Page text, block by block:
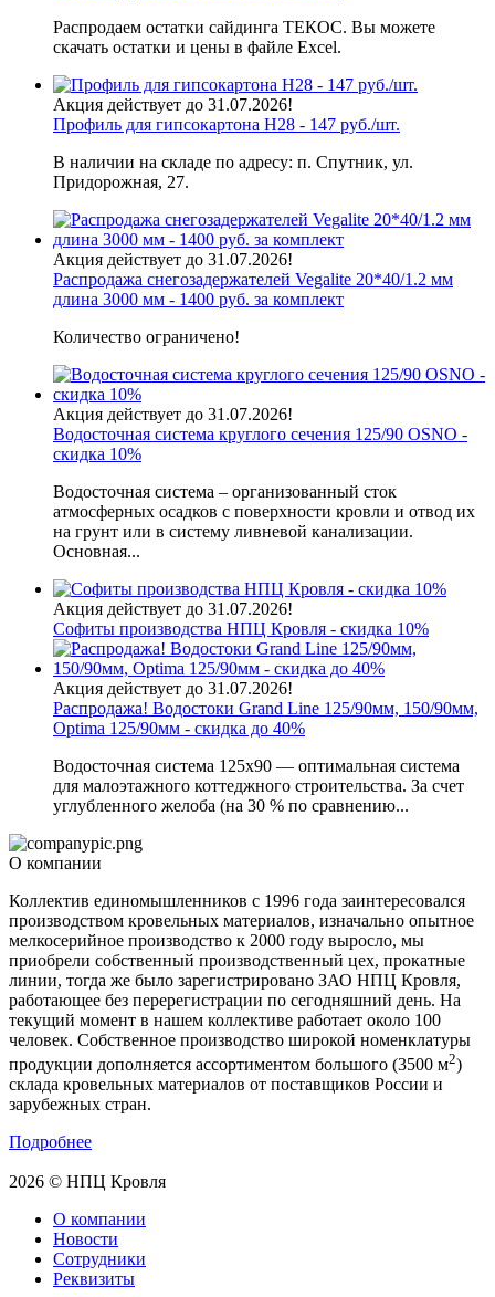
Распродаем остатки сайдинга ТЕКОС. Вы можете
скачать остатки и цены в файле Excel.
Акция действует до 31.07.2026!
Профиль для гипсокартона H28 - 147 руб./шт.
В наличии на складе по адресу: п. Спутник, ул.
Придорожная, 27.
Акция действует до 31.07.2026!
Распродажа снегозадержателей Vegalite 20*40/1.2 мм
длина 3000 мм - 1400 руб. за комплект
Количество ограничено!
Акция действует до 31.07.2026!
Водосточная система круглого сечения 125/90 OSNO -
скидка 10%
Водосточная система – организованный сток
атмосферных осадков с поверхности кровли и отвод их
на грунт или в систему ливневой канализации.
Основная...
Акция действует до 31.07.2026!
Софиты производства НПЦ Кровля - скидка 10%
Акция действует до 31.07.2026!
Распродажа! Водостоки Grand Line 125/90мм, 150/90мм,
Optima 125/90мм - скидка до 40%
Водосточная система 125х90 — оптимальная система
для малоэтажного коттеджного строительства. За счет
углубленного желоба (на 30 % по сравнению...
О компании
Коллектив единомышленников с 1996 года заинтересовался
производством кровельных материалов, изначально опытное
мелкосерийное производство к 2000 году выросло, мы
приобрели собственный производственный цех, прокатные
линии, тогда же было зарегистрировано ЗАО НПЦ Кровля,
работающее без перерегистрации по сегодняшний день. На
текущий момент в нашем коллективе работает около 100
человек. Собственное производство широкой номенклатуры
продукции дополняется ассортиментом большого (3500 м2)
склада кровельных материалов от поставщиков России и
зарубежных стран.
Подробнее
2026 © НПЦ Кровля
О компании
Новости
Сотрудники
Реквизиты